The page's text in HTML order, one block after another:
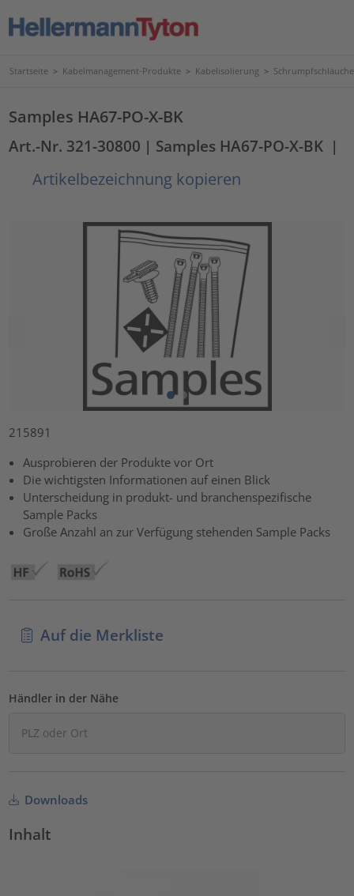
Startseite > Kabelmanagement-Produkte > Kabelisolierung > Schrumpfschläuche
Samples HA67-PO-X-BK
Art.-Nr. 321-30800 | Samples HA67-PO-X-BK |
Artikelbezeichnung kopieren
215891
Ausprobieren der Produkte vor Ort
Die wichtigsten Informationen auf einen Blick
Unterscheidung in produkt- und branchenspezifische
Sample Packs
Große Anzahl an zur Verfügung stehenden Sample Packs
Auf die Merkliste
Händler in der Nähe
Downloads
Inhalt